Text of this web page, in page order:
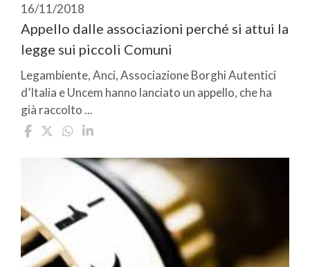
16/11/2018
Appello dalle associazioni perché si attui la
legge sui piccoli Comuni
Legambiente, Anci, Associazione Borghi Autentici
d’Italia e Uncem hanno lanciato un appello, che ha
già raccolto ...